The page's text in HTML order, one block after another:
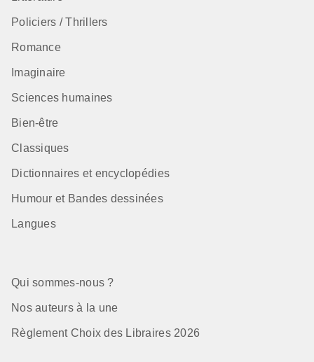
Policiers / Thrillers
Romance
Imaginaire
Sciences humaines
Bien-être
Classiques
Dictionnaires et encyclopédies
Humour et Bandes dessinées
Langues
Qui sommes-nous ?
Nos auteurs à la une
Règlement Choix des Libraires 2026